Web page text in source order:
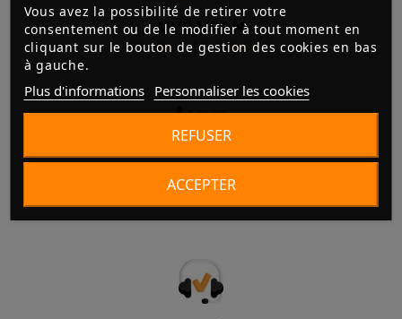
Vous avez la possibilité de retirer votre
consentement ou de le modifier à tout moment en
cliquant sur le bouton de gestion des cookies en bas
à gauche.
Plus d'informations Personnaliser les cookies
REFUSER
ACCEPTER
LIVRAISON
FRANCE ET EUROPE
3X SANS FRAIS